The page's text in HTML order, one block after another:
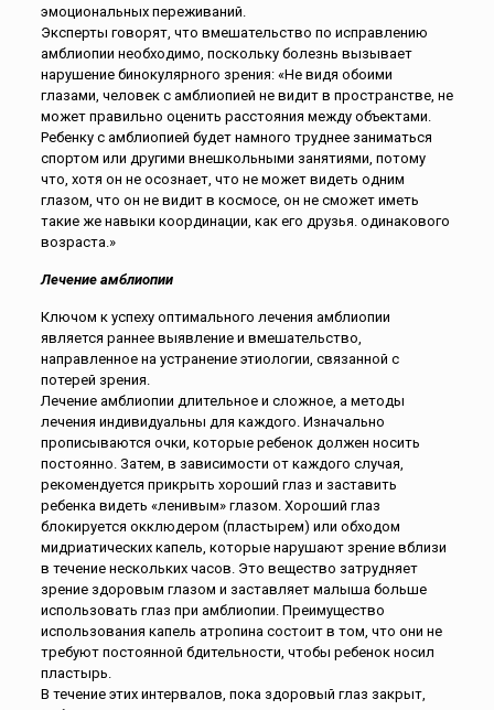
эмоциональных переживаний.
Эксперты говорят, что вмешательство по исправлению
амблиопии необходимо, поскольку болезнь вызывает
нарушение бинокулярного зрения: «Не видя обоими
глазами, человек с амблиопией не видит в пространстве, не
может правильно оценить расстояния между объектами.
Ребенку с амблиопией будет намного труднее заниматься
спортом или другими внешкольными занятиями, потому
что, хотя он не осознает, что не может видеть одним
глазом, что он не видит в космосе, он не сможет иметь
такие же навыки координации, как его друзья. одинакового
возраста.»
Лечение амблиопии
Ключом к успеху оптимального лечения амблиопии
является раннее выявление и вмешательство,
направленное на устранение этиологии, связанной с
потерей зрения.
Лечение амблиопии длительное и сложное, а методы
лечения индивидуальны для каждого. Изначально
прописываются очки, которые ребенок должен носить
постоянно. Затем, в зависимости от каждого случая,
рекомендуется прикрыть хороший глаз и заставить
ребенка видеть «ленивым» глазом. Хороший глаз
блокируется окклюдером (пластырем) или обходом
мидриатических капель, которые нарушают зрение вблизи
в течение нескольких часов. Это вещество затрудняет
зрение здоровым глазом и заставляет малыша больше
использовать глаз при амблиопии. Преимущество
использования капель атропина состоит в том, что они не
требуют постоянной бдительности, чтобы ребенок носил
пластырь.
В течение этих интервалов, пока здоровый глаз закрыт,